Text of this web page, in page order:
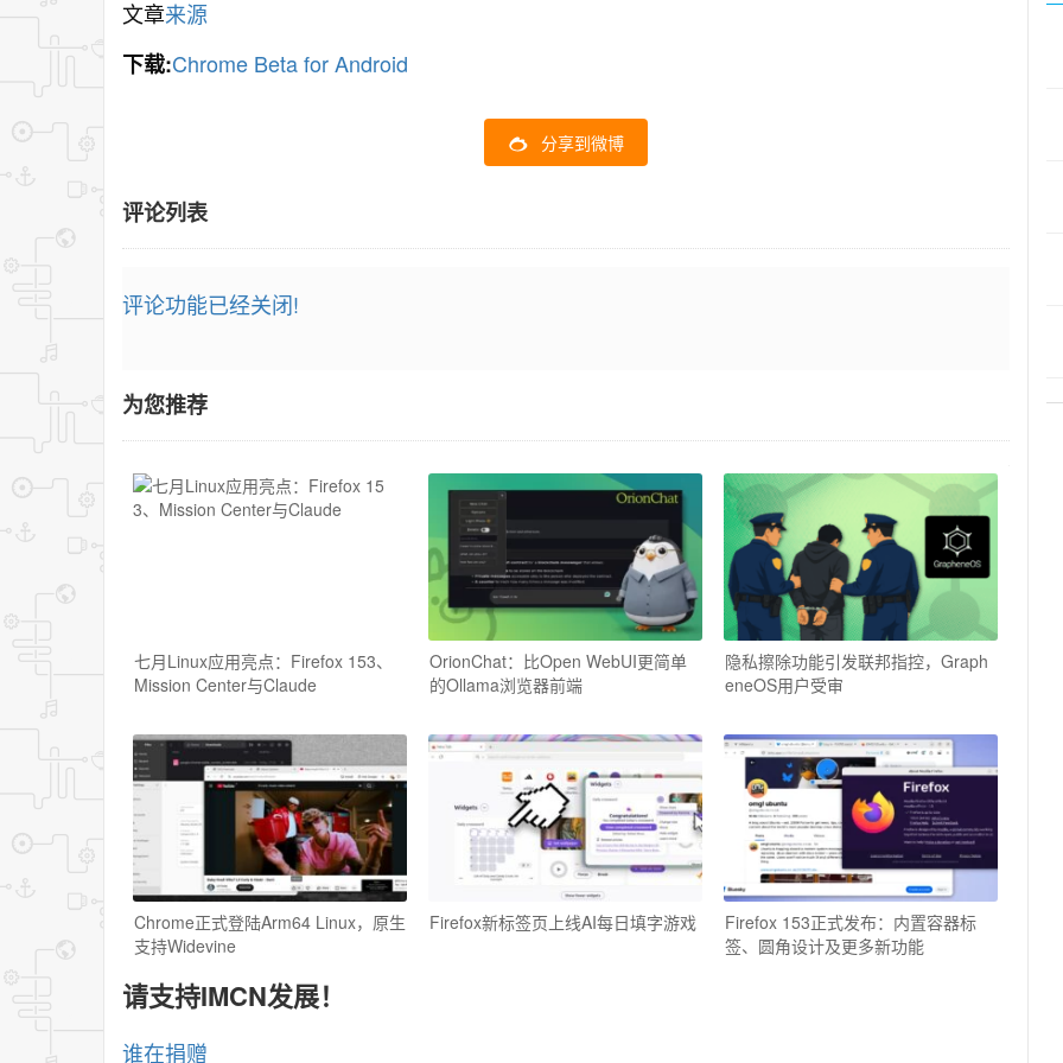
文章来源
下载:Chrome Beta for Android
分享到微博
评论列表
评论功能已经关闭!
为您推荐
七月Linux应用亮点：Firefox 153、
Mission Center与Claude
OrionChat：比Open WebUI更简单
的Ollama浏览器前端
隐私擦除功能引发联邦指控，Graph
eneOS用户受审
Chrome正式登陆Arm64 Linux，原生
支持Widevine
Firefox新标签页上线AI每日填字游戏
Firefox 153正式发布：内置容器标
签、圆角设计及更多新功能
请支持IMCN发展！
谁在捐赠